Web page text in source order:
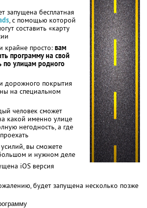
запущена бесплатная
, с помощью которой
составить «карту
крайне просто: вам
программу на свой
по улицам родного
дорожного покрытия
на специальном
человек сможет
какой именно улице
негодность, а где
вы сможете
и нужном деле
iOS версия
будет запущена несколько позже